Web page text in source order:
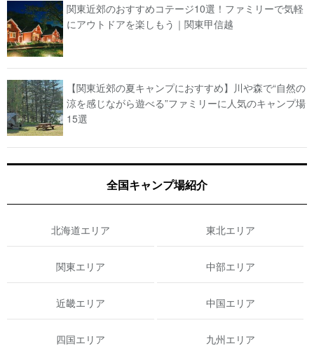
関東近郊のおすすめコテージ10選！ファミリーで気軽
にアウトドアを楽しもう｜関東甲信越
【関東近郊の夏キャンプにおすすめ】川や森で“自然の
涼を感じながら遊べる”ファミリーに人気のキャンプ場
15選
全国キャンプ場紹介
北海道エリア 東北エリア
関東エリア 中部エリア
近畿エリア 中国エリア
四国エリア 九州エリア